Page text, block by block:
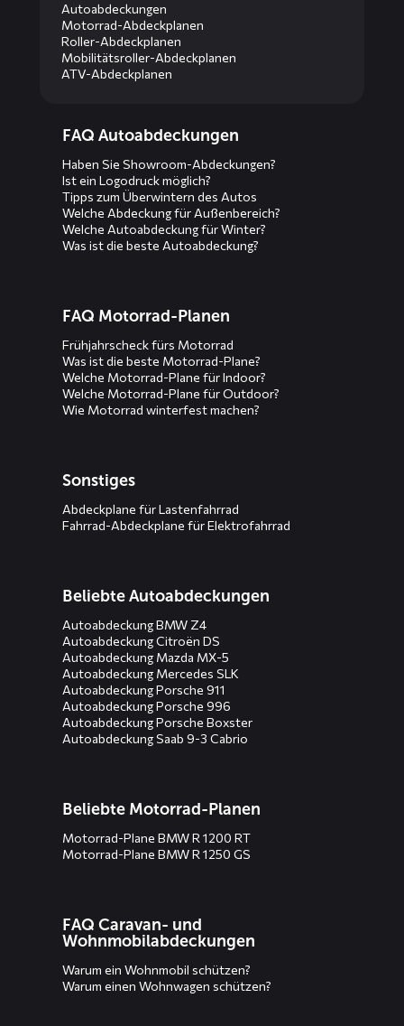
Autoabdeckungen
Motorrad-Abdeckplanen
Roller-Abdeckplanen
Mobilitätsroller-Abdeckplanen
ATV-Abdeckplanen
menusFAQ Autoabdeckungen
Haben Sie Showroom-Abdeckungen?
Ist ein Logodruck möglich?
Tipps zum Überwintern des Autos
Welche Abdeckung für Außenbereich?
Welche Autoabdeckung für Winter?
Was ist die beste Autoabdeckung?
FAQ Motorrad-Planen
Frühjahrscheck fürs Motorrad
Was ist die beste Motorrad-Plane?
Welche Motorrad-Plane für Indoor?
Welche Motorrad-Plane für Outdoor?
Wie Motorrad winterfest machen?
Sonstiges
Abdeckplane für Lastenfahrrad
Fahrrad-Abdeckplane für Elektrofahrrad
Beliebte Autoabdeckungen
Autoabdeckung BMW Z4
Autoabdeckung Citroën DS
Autoabdeckung Mazda MX-5
Autoabdeckung Mercedes SLK
Autoabdeckung Porsche 911
Autoabdeckung Porsche 996
Autoabdeckung Porsche Boxster
Autoabdeckung Saab 9-3 Cabrio
Beliebte Motorrad-Planen
Motorrad-Plane BMW R 1200 RT
Motorrad-Plane BMW R 1250 GS
FAQ Caravan- und
Wohnmobilabdeckungen
Warum ein Wohnmobil schützen?
Warum einen Wohnwagen schützen?